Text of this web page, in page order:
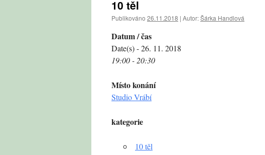
10 těl
Publikováno 26.11.2018 | Autor:Šárka Handlová
Datum / čas
Date(s) - 26. 11. 2018
19:00 - 20:30
Místo konání
Studio Vrábí
kategorie
10 těl